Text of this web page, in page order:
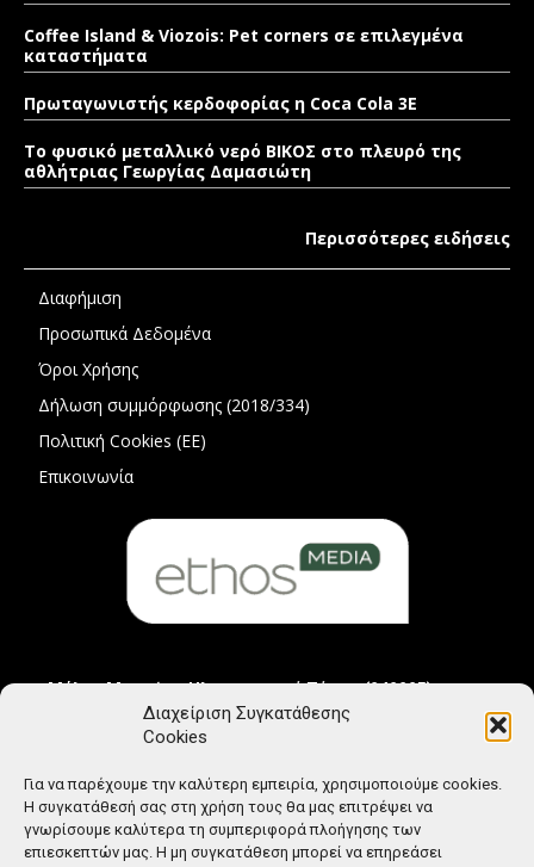
Διαχείριση Συγκατάθεσης
Cookies
Για να παρέχουμε την καλύτερη εμπειρία, χρησιμοποιούμε cookies.
Η συγκατάθεσή σας στη χρήση τους θα μας επιτρέψει να
γνωρίσουμε καλύτερα τη συμπεριφορά πλοήγησης των
επιεσκεπτών μας. Η μη συγκατάθεση μπορεί να επηρεάσει
Coffee Island & Viozois: Pet corners σε επιλεγμένα
καταστήματα
Πρωταγωνιστής κερδοφορίας η Coca Cola 3E
Το φυσικό μεταλλικό νερό ΒΙΚΟΣ στο πλευρό της
αθλήτριας Γεωργίας Δαμασιώτη
Περισσότερες ειδήσεις
Διαφήμιση
Προσωπικά Δεδομένα
Όροι Χρήσης
Δήλωση συμμόρφωσης (2018/334)
Πολιτική Cookies (ΕΕ)
Επικοινωνία
Μέλος Μητρώου Ηλεκτρονικού Τύπου (242225)